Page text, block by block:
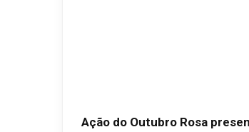
Ação do Outubro Rosa